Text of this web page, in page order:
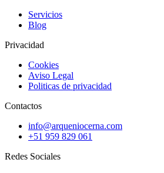
Servicios
Blog
Privacidad
Cookies
Aviso Legal
Politicas de privacidad
Contactos
info@arqueniocerna.com
+51 959 829 061
Redes Sociales